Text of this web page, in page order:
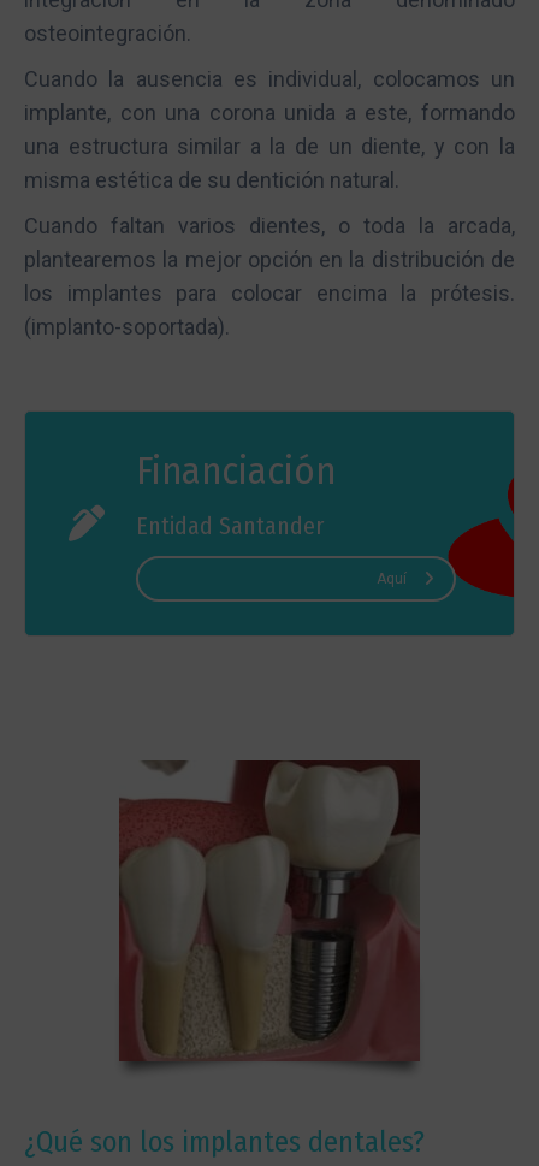
osteointegración.
Cuando la ausencia es individual, colocamos un
implante, con una corona unida a este, formando
una estructura similar a la de un diente, y con la
misma estética de su dentición natural.
Cuando faltan varios dientes, o toda la arcada,
plantearemos la mejor opción en la distribución de
los implantes para colocar encima la prótesis.
(implanto-soportada).
Financiación
Entidad Santander
Aquí
¿Qué son los implantes dentales?